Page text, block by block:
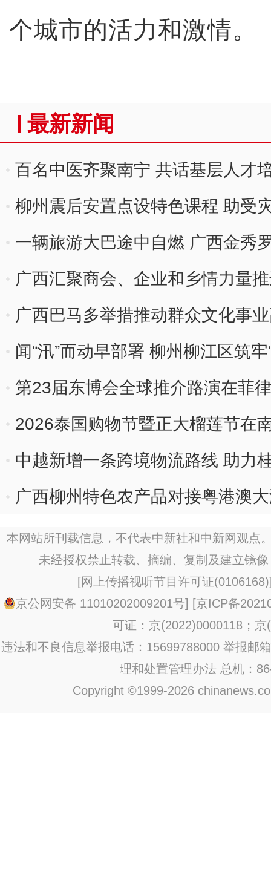
个城市的活力和激情。
最新新闻
百名中医齐聚南宁 共话基层人才
柳州震后安置点设特色课程 助受
一辆旅游大巴途中自燃 广西金秀
广西汇聚商会、企业和乡情力量推
广西巴马多举措推动群众文化事
闻“汛”而动早部署 柳州柳江区筑牢
第23届东博会全球推介路演在菲
2026泰国购物节暨正大榴莲节在
中越新增一条跨境物流路线 助力
广西柳州特色农产品对接粤港澳
本网站所刊载信息，不代表中新社和中新网观点
未经授权禁止转载、摘编、复制及建立镜
[网上传播视听节目许可证(0106168)
京公网安备 11010202009201号] [京ICP备
可证：京(2022)0000118；京
违法和不良信息举报电话：15699788000 举报邮
理和处置管理办法 总机：
Copyright ©1999-2026